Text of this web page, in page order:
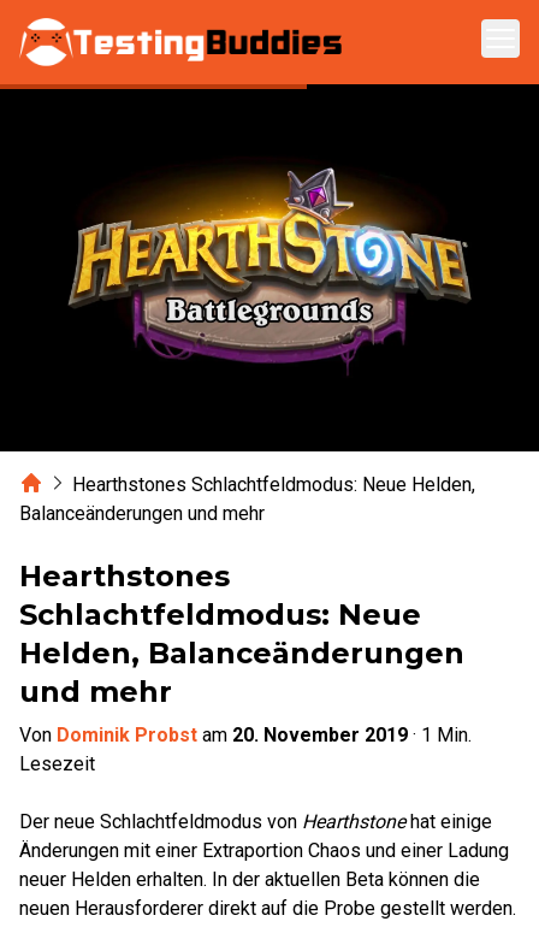
Zum Hauptinhalt springen
HomeHearthstones Schlachtfeldmodus: Neue Helden,
Balanceänderungen und mehr
Hearthstones
Schlachtfeldmodus: Neue
Helden, Balanceänderungen
und mehr
Von Dominik Probst am 20. November 2019 · 1 Min.
Lesezeit
Der neue Schlachtfeldmodus von Hearthstonehat einige
Änderungen mit einer Extraportion Chaos und einer Ladung
neuer Helden erhalten. In der aktuellen Beta können die
neuen Herausforderer direkt auf die Probe gestellt werden.